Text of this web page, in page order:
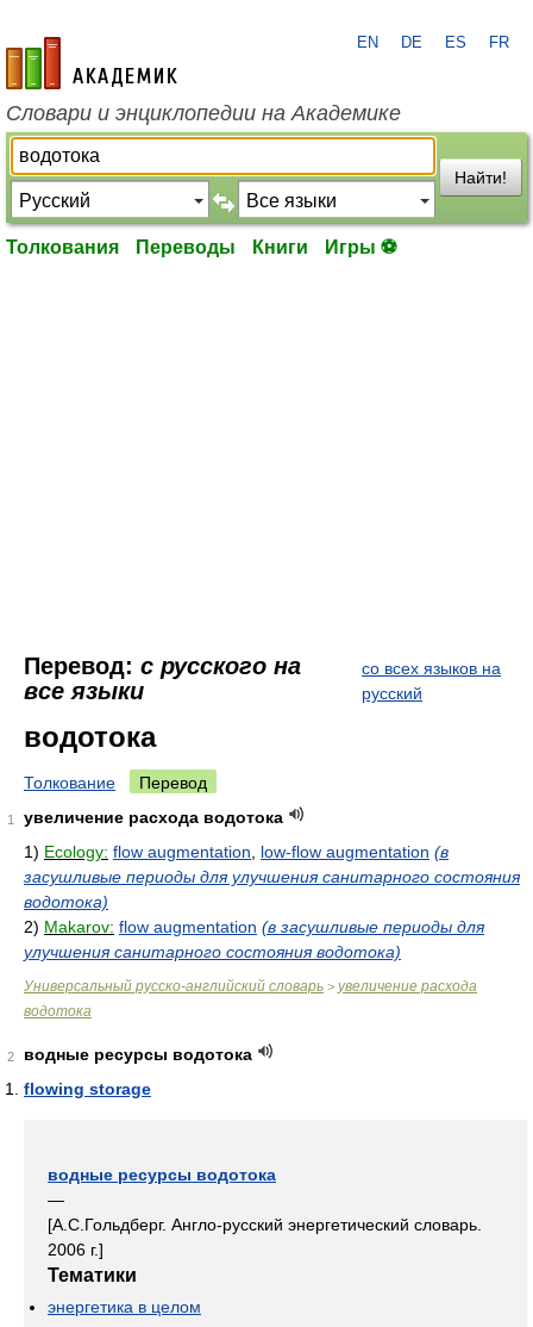
academic.ru
EN DE ES FR
Словари и энциклопедии на Академике
Найти!
Толкования Переводы Книги Игры ⚽
Перевод: с русского на
все языки
со всех языков на
русский
водотока
Толкование Перевод
1
увеличение расхода водотока
1) Ecology: flow augmentation low-flow augmentation (в
засушливые периоды для улучшения санитарного состояния
водотока)
2) Makarov: flow augmentation (в засушливые периоды для
улучшения санитарного состояния водотока)
Универсальный русско-английский словарь > увеличение расхода
водотока
2
водные ресурсы водотока
flowing storage
водные ресурсы водотока
—
[А.С.Гольдберг. Англо-русский энергетический словарь.
2006 г.]
Тематики
энергетика в целом